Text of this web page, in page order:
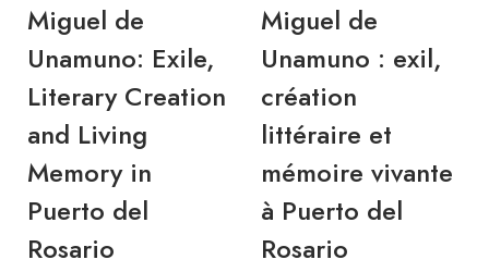
Miguel de
Unamuno: Exile,
Literary Creation
and Living
Memory in
Puerto del
Rosario
Miguel de
Unamuno : exil,
création
littéraire et
mémoire vivante
à Puerto del
Rosario